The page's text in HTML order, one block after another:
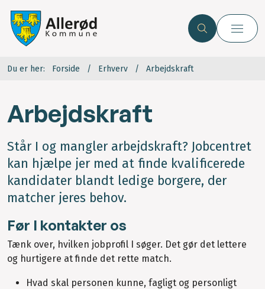
Du er her: Forside Erhverv Arbejdskraft
Arbejdskraft
Står I og mangler arbejdskraft? Jobcentret
kan hjælpe jer med at finde kvalificerede
kandidater blandt ledige borgere, der
matcher jeres behov.
Før I kontakter os
Tænk over, hvilken jobprofil I søger. Det gør det lettere
og hurtigere at finde det rette match.
Hvad skal personen kunne, fagligt og personligt